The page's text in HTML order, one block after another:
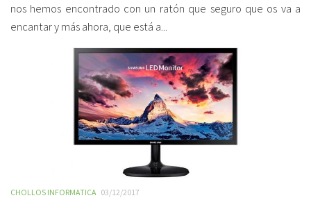
nos hemos encontrado con un ratón que seguro que os va a
encantar y más ahora, que está a...
CHOLLOS INFORMATICA 03/12/2017